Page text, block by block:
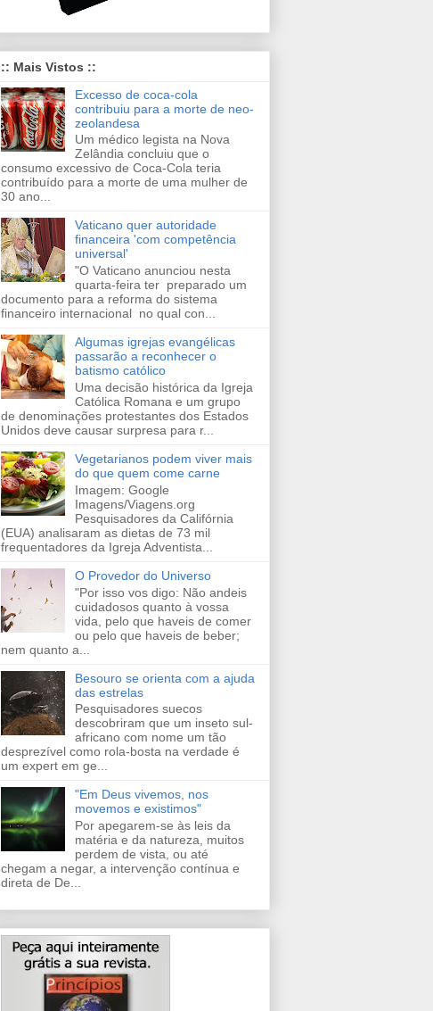
:: Mais Vistos ::
Excesso de coca-cola
contribuiu para a morte de neo-
zeolandesa
Um médico legista na Nova
Zelândia concluiu que o
consumo excessivo de Coca-Cola teria
contribuído para a morte de uma mulher de
30 ano...
Vaticano quer autoridade
financeira 'com competência
universal'
"O Vaticano anunciou nesta
quarta-feira ter preparado um
documento para a reforma do sistema
financeiro internacional no qual con...
Algumas igrejas evangélicas
passarão a reconhecer o
batismo católico
Uma decisão histórica da Igreja
Católica Romana e um grupo
de denominações protestantes dos Estados
Unidos deve causar surpresa para r...
Vegetarianos podem viver mais
do que quem come carne
Imagem: Google
Imagens/Viagens.org
Pesquisadores da Califórnia
(EUA) analisaram as dietas de 73 mil
frequentadores da Igreja Adventista...
O Provedor do Universo
"Por isso vos digo: Não andeis
cuidadosos quanto à vossa
vida, pelo que haveis de comer
ou pelo que haveis de beber;
nem quanto a...
Besouro se orienta com a ajuda
das estrelas
Pesquisadores suecos
descobriram que um inseto sul-
africano com nome um tão
desprezível como rola-bosta na verdade é
um expert em ge...
"Em Deus vivemos, nos
movemos e existimos"
Por apegarem-se às leis da
matéria e da natureza, muitos
perdem de vista, ou até
chegam a negar, a intervenção contínua e
direta de De...